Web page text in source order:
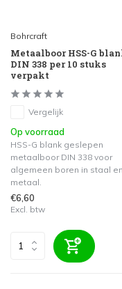
Bohrcraft
Metaalboor HSS-G
DIN 338 per 10 stuks
verpakt
Vergelijk
Op voorraad
HSS-G blank geslepen
metaalboor DIN 338 voor
algemeen boren in staal en
metaal.
€6,60
Excl. btw